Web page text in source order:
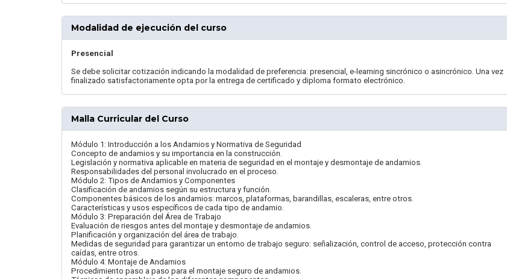
Modalidad de ejecución del curso
Presencial
Se debe solicitar cotización indicando la modalidad de preferencia: presencial, e-learning sincrónico o asincrónico. Una vez
finalizado satisfactoriamente opta por la entrega de certificado y diploma formato electrónico.
Malla Curricular del Curso
Módulo 1: Introducción a los Andamios y Normativa de Seguridad
Concepto de andamios y su importancia en la construcción.
Legislación y normativa aplicable en materia de seguridad en el montaje y desmontaje de andamios.
Responsabilidades del personal involucrado en el proceso.
Módulo 2: Tipos de Andamios y Componentes
Clasificación de andamios según su estructura y función.
Componentes básicos de los andamios: marcos, plataformas, barandillas, escaleras, entre otros.
Características y usos específicos de cada tipo de andamio.
Módulo 3: Preparación del Área de Trabajo
Evaluación de riesgos antes del montaje y desmontaje de andamios.
Planificación y organización del área de trabajo.
Medidas de seguridad para garantizar un entorno de trabajo seguro: señalización, control de acceso, protección contra
caídas, entre otros.
Módulo 4: Montaje de Andamios
Procedimiento paso a paso para el montaje seguro de andamios.